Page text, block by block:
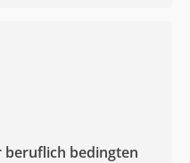
beruflich bedingten